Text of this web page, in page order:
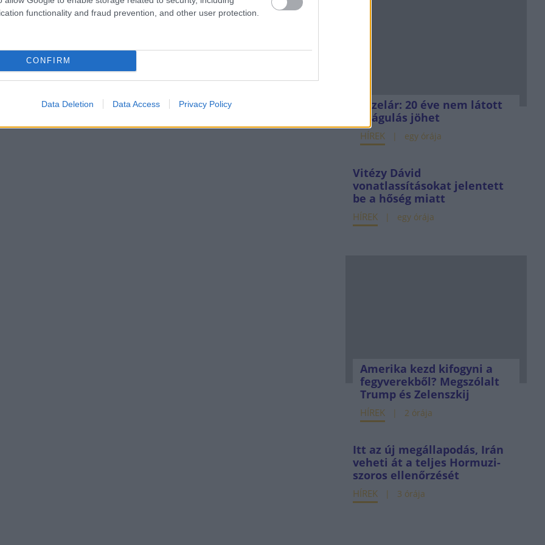
functionality and fraud prevention, and other user protection.
CONFIRM
Data Deletion Data Access Privacy Policy
Dízelár: 20 éve nem látott
drágulás jöhet
HÍREK egy órája
Vitézy Dávid
vonatlassításokat jelentett
be a hőség miatt
HÍREK egy órája
Amerika kezd kifogyni a
fegyverekből? Megszólalt
Trump és Zelenszkij
HÍREK 2 órája
Itt az új megállapodás, Irán
veheti át a teljes Hormuzi-
szoros ellenőrzését
HÍREK 3 órája